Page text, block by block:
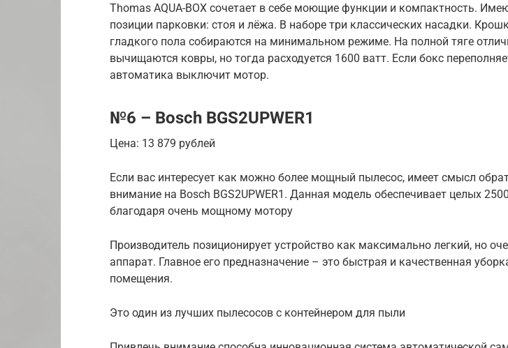
Thomas AQUA-BOX сочетает в себе моющие функции и компактность.
позиции парковки: стоя и лёжа. В наборе три классических насадки.
гладкого пола собираются на минимальном режиме. На полной тяге
вычищаются ковры, но тогда расходуется 1600 ватт. Если бокс
автоматика выключит мотор.
№6 – Bosch BGS2UPWER1
Цена: 13 879 рублей
Если вас интересует как можно более мощный пылесос, имеет смысл
внимание на Bosch BGS2UPWER1. Данная модель обеспечивает целых
благодаря очень мощному мотору
Производитель позиционирует устройство как максимально легкий, но
аппарат. Главное его предназначение – это быстрая и качественная
помещения.
Это один из лучших пылесосов с контейнером для пыли